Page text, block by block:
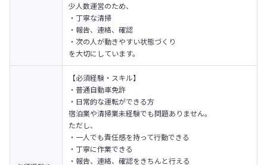
少人数運営のため、
・丁寧な清掃
・報告、連絡、確認
・次の人が動きやすい状態づくり
を大切にしています。
【必須経験・スキル】
・普通自動車免許
・日常的な運転ができる方
宿泊業や清掃業未経験でも問題ありません。
ただし、
・一人でも責任感を持って行動できる
・丁寧に作業できる
・報告、連絡、確認をきちんと行える